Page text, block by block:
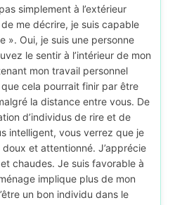
simplement à l’extérieur
me décrire, je suis capable
». Oui, je suis une personne
le sentir à l’intérieur de mon
mon travail personnel
cela pourrait finir par être
la distance entre vous. De
d’individus de rire et de
intelligent, vous verrez que je
et attentionné. J’apprécie
chaudes. Je suis favorable à
implique plus de mon
un bon individu dans le